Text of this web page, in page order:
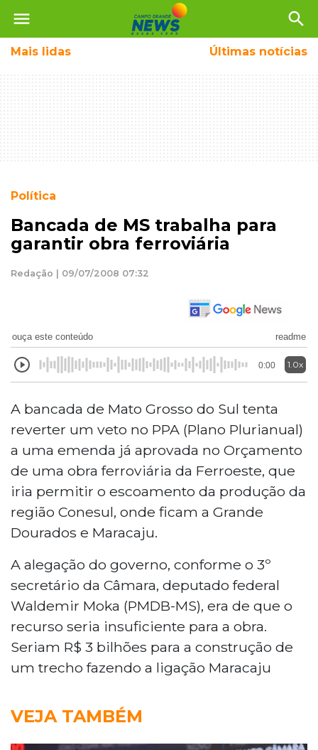
menu search
Mais lidas Últimas notícias
Política
Bancada de MS trabalha para
garantir obra ferroviária
Redação | 09/07/2008 07:32
ouça este conteúdo readme
0:00 1.0x
A bancada de Mato Grosso do Sul tenta
reverter um veto no PPA (Plano Plurianual)
a uma emenda já aprovada no Orçamento
de uma obra ferroviária da Ferroeste, que
iria permitir o escoamento da produção da
região Conesul, onde ficam a Grande
Dourados e Maracaju.
A alegação do governo, conforme o 3º
secretário da Câmara, deputado federal
Waldemir Moka (PMDB-MS), era de que o
recurso seria insuficiente para a obra.
Seriam R$ 3 bilhões para a construção de
um trecho fazendo a ligação Maracaju
VEJA TAMBÉM